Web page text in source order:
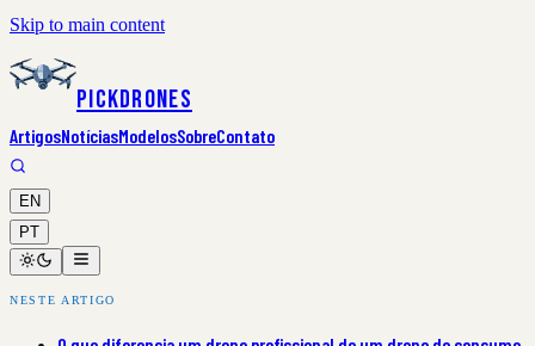
Skip to main content
PickDrones
ArtigosNotíciasModelosSobreContato
EN
PT
NESTE ARTIGO